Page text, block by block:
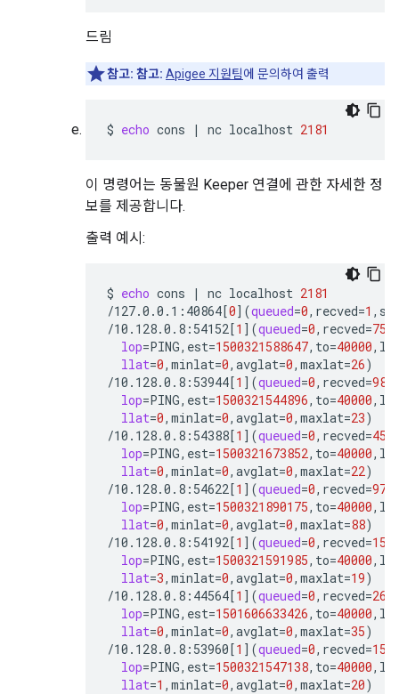
드림
참고: 참고: Apigee 지원팀에 문의하여 출력
$ echo cons | nc localhost 2181
이 명령어는 동물원 Keeper 연결에 관한 자세한 정
보를 제공합니다.
출력 예시:
$ echo cons | nc localhost 2181
/127.0.0.1:40864[0](queued=0,recved=1
/10.128.0.8:54152[1 ](queued=0,recved=
lop=PING,est=1500321588647,to=40000
llat=0,minlat=0,avglat=0,maxlat=26)
/10.128.0.8:53944[1 ](queued=0,recved=
lop=PING,est=1500321544896,to=40000
llat=0,minlat=0,avglat=0,maxlat=23)
/10.128.0.8:54388[1 ](queued=0,recved=
lop=PING,est=1500321673852,to=40000
llat=0,minlat=0,avglat=0,maxlat=22)
/10.128.0.8:54622[1 ](queued=0,recved=
lop=PING,est=1500321890175,to=40000
llat=0,minlat=0,avglat=0,maxlat=88)
/10.128.0.8:54192[1 ](queued=0,recved=
lop=PING,est=1500321591985,to=40000
llat=3,minlat=0,avglat=0,maxlat=19)
/10.128.0.8:44564[1 ](queued=0,recved=
lop=PING,est=1501606633426,to=40000
llat=0,minlat=0,avglat=0,maxlat=35)
/10.128.0.8:53960[1 ](queued=0,recved=
lop=PING,est=1500321547138,to=40000
llat=1 ,minlat=0,avglat=0,maxlat=20)